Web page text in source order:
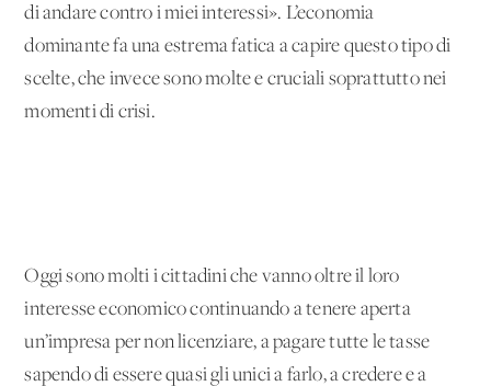
di andare contro i miei interessi». L’economia
dominante fa una estrema fatica a capire questo tipo di
scelte, che invece sono molte e cruciali soprattutto nei
momenti di crisi.
Oggi sono molti i cittadini che vanno oltre il loro
interesse economico continuando a tenere aperta
un’impresa per non licenziare, a pagare tutte le tasse
sapendo di essere quasi gli unici a farlo, a credere e a